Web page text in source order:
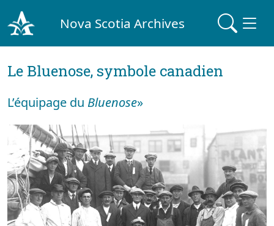
Nova Scotia Archives
Le Bluenose, symbole canadien
L’équipage du Bluenose»